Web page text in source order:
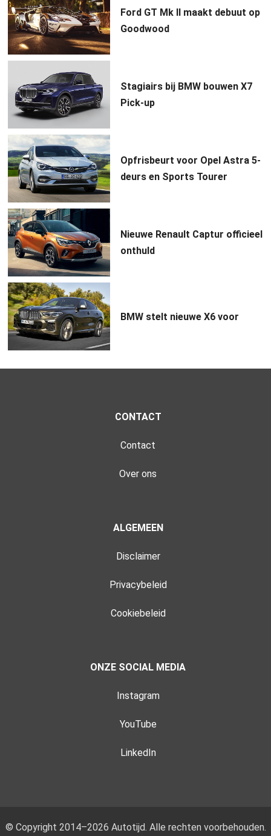
Ford GT Mk II maakt debuut op
Goodwood
Stagiairs bij BMW bouwen X7
Pick-up
Opfrisbeurt voor Opel Astra 5-
deurs en Sports Tourer
Nieuwe Renault Captur officieel
onthuld
BMW stelt nieuwe X6 voor
CONTACT
Contact
Over ons
ALGEMEEN
Disclaimer
Privacybeleid
Cookiebeleid
ONZE SOCIAL MEDIA
Instagram
YouTube
LinkedIn
© Copyright 2014–2026 Autotijd. Alle rechten voorbehouden.